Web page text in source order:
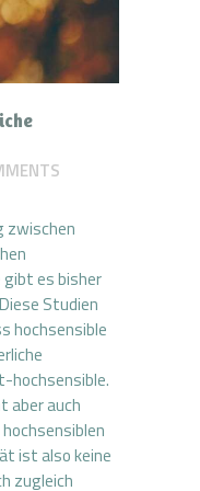
zwischen
gibt es bisher
Studien
hochsensible
hochsensible.
aber auch
ist also keine
zugleich